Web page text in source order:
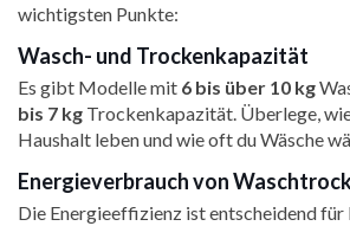
wichtigsten Punkte:
Wasch- und Trockenkapazität
Es gibt Modelle mit 6 bis über 10 kg
bis 7 kg Trockenkapazität. Überlege,
Haushalt leben und wie oft du Wäsche
Energieverbrauch von
Die Energieeffizienz ist entscheidend